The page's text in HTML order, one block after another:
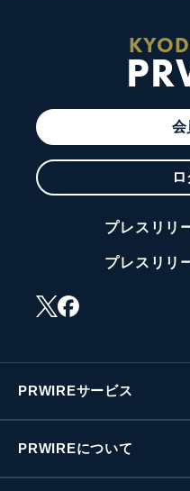
会
プレスリリ
プレスリリ
PRWIREサービス
PRWIREについて